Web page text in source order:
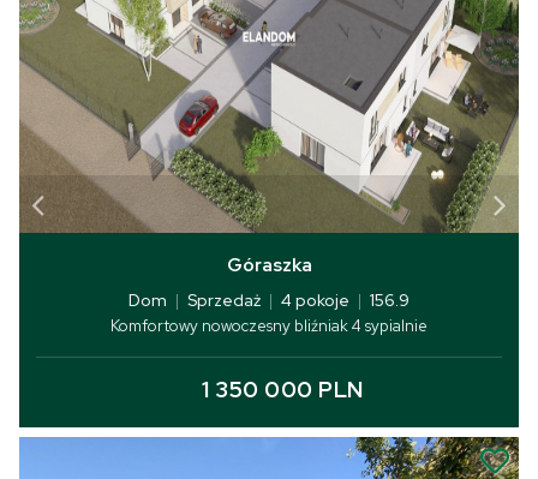
Góraszka
Dom | Sprzedaż | 4 pokoje | 156.9
Komfortowy nowoczesny bliźniak 4 sypialnie
1 350 000 PLN